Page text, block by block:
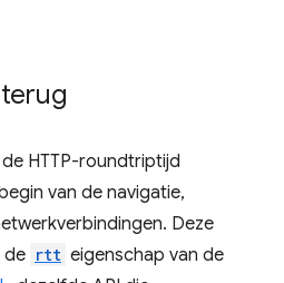
HTTP-roundtriptijd
van de navigatie,
Deze
de rtt eigenschap van de